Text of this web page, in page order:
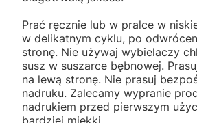
Prać ręcznie lub w pralce w
w delikatnym cyklu, po
stronę. Nie używaj wybielaczy
susz w suszarce bębnowej.
na lewą stronę. Nie prasuj
nadruku. Zalecamy wypranie
nadrukiem przed pierwszym